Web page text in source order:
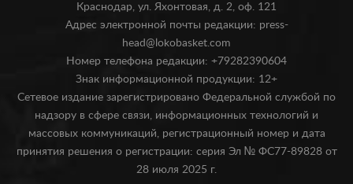
Краснодар, ул. Яхонтовая, д. 2, оф. 121
Адрес электронной почты редакции: press-
head@lokobasket.com
Номер телефона редакции: +79282390604
Знак информационной продукции: 12+
Сетевое издание зарегистрировано Федеральной службой по
надзору в сфере связи, информационных технологий и
массовых коммуникаций, регистрационный номер и дата
принятия решения о регистрации: серия Эл № ФС77-89828 от
28 июля 2025 г.